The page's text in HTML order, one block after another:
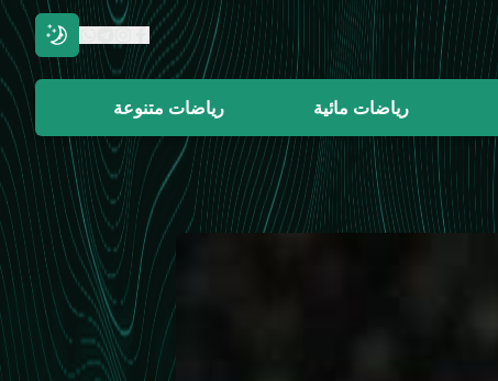
رياضات مائية رياضات متنوعة